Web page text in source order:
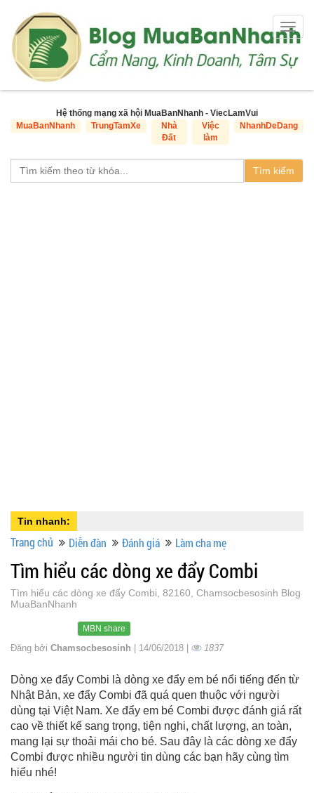
Hệ thống mạng xã hội MuaBanNhanh - ViecLamVui
MuaBanNhanh
TrungTamXe
Nhà
Đất
Việc
làm
NhanhDeDang
Tìm kiếm
Tin nhanh:
Trang chủ Diễn đàn Đánh giá Làm cha mẹ
Tìm hiểu các dòng xe đẩy Combi
Tìm hiểu các dòng xe đẩy Combi, 82160, Chamsocbesosinh Blog
MuaBanNhanh
MBN share
Đăng bởi Chamsocbesosinh | 14/06/2018 | 1837
Dòng xe đẩy Combi là dòng xe đẩy em bé nổi tiếng đến từ
Nhật Bản, xe đẩy Combi đã quá quen thuộc với người
dùng tại Việt Nam. Xe đẩy em bé Combi được đánh giá rất
cao về thiết kế sang trọng, tiện nghi, chất lượng, an toàn,
mang lại sự thoải mái cho bé. Sau đây là các dòng xe đẩy
Combi được nhiều người tin dùng các bạn hãy cùng tìm
hiểu nhé!